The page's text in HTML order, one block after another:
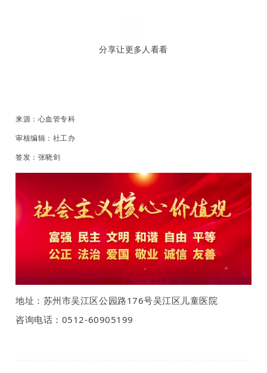
分享让更多人看看
来源：心血管专科
审核编辑：社工办
签发：张晓剑
地址：苏州市吴江区公园路176号吴江区儿童医院
咨询电话：0512-60905199